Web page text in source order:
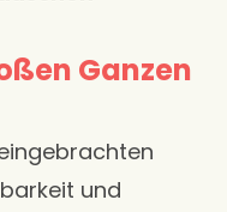
Ganzen
und